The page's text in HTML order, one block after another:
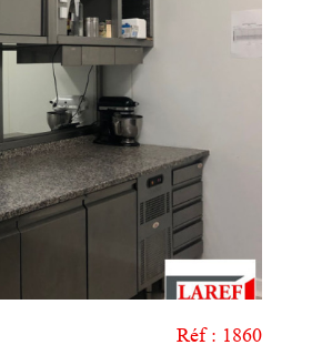
Réf : 1860